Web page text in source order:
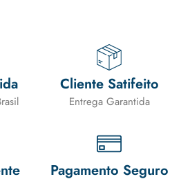
Cliente Satifeito
Entrega Garantida
Pagamento Seguro